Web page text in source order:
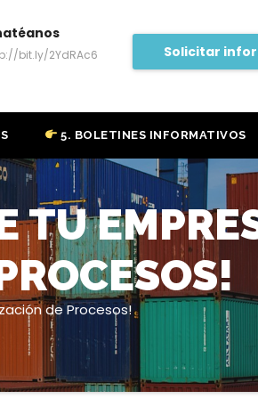
bit.ly/2YdRAc6 Solicitar
5. BOLETINES INFORMATIVOS
TU
de Procesos!